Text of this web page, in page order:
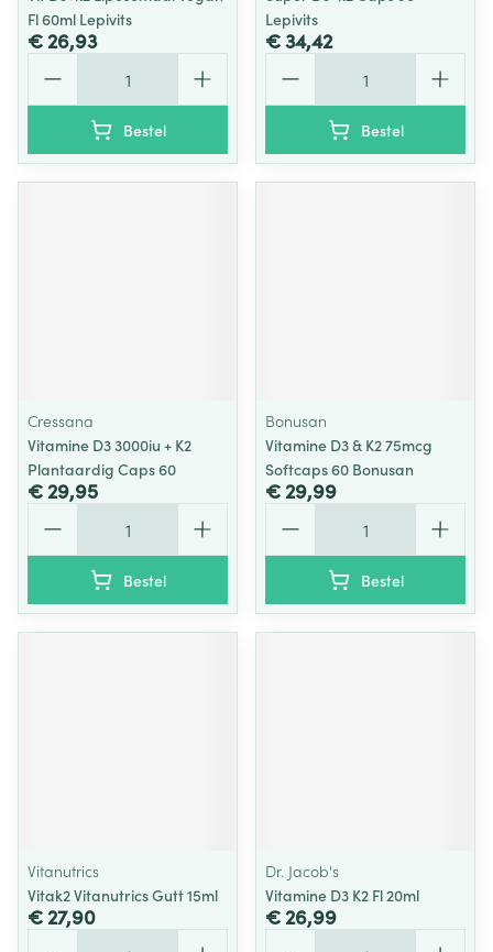
Fl 60ml Lepivits
€ 26,93
Bestel
Lepivits
€ 34,42
Bestel
Cressana
Vitamine D3 3000iu + K2
Plantaardig Caps 60
€ 29,95
Bestel
Bonusan
Vitamine D3 & K2 75mcg
Softcaps 60 Bonusan
€ 29,99
Bestel
Vitanutrics
Vitak2 Vitanutrics Gutt 15ml
€ 27,90
Dr. Jacob's
Vitamine D3 K2 Fl 20ml
€ 26,99